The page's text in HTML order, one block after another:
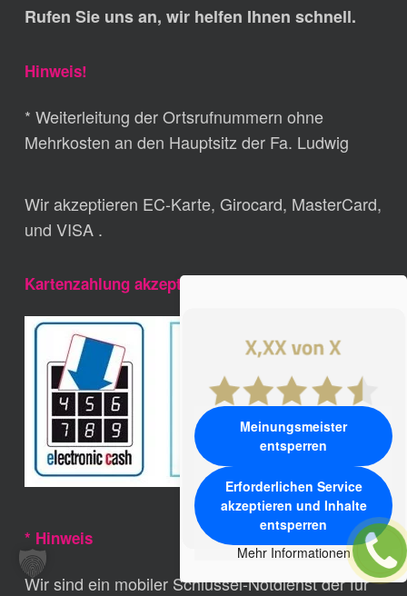
Rufen Sie uns an, wir helfen Ihnen schnell.
Hinweis!
* Weiterleitung der Ortsrufnummern ohne
Mehrkosten an den Hauptsitz der Fa. Ludwig
Wir akzeptieren EC-Karte, Girocard, MasterCard,
und VISA .
Kartenzahlung akzeptiert
* Hinweis
Wir sind ein mobiler Schlüssel-Notdienst der für
Meinungsmeister
entsperren
Erforderlichen Service
akzeptieren und Inhalte
entsperren
Mehr Informationen